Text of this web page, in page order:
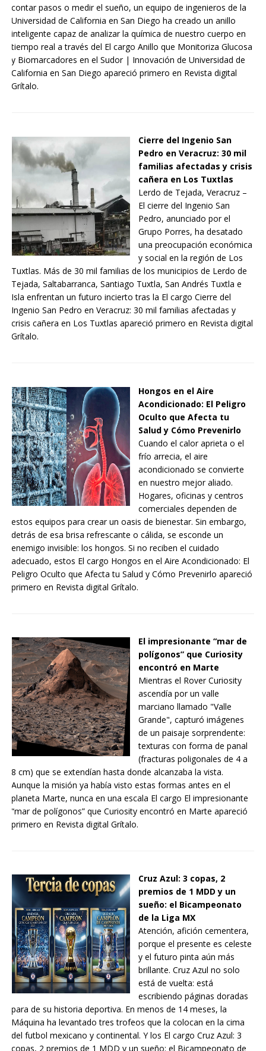
contar pasos o medir el sueño, un equipo de ingenieros de la
Universidad de California en San Diego ha creado un anillo
inteligente capaz de analizar la química de nuestro cuerpo en
tiempo real a través del El cargo Anillo que Monitoriza Glucosa
y Biomarcadores en el Sudor | Innovación de Universidad de
California en San Diego apareció primero en Revista digital
Grítalo.
Cierre del Ingenio San
Pedro en Veracruz: 30 mil
familias afectadas y crisis
cañera en Los Tuxtlas
Lerdo de Tejada, Veracruz –
El cierre del Ingenio San
Pedro, anunciado por el
Grupo Porres, ha desatado
una preocupación económica
y social en la región de Los
Tuxtlas. Más de 30 mil familias de los municipios de Lerdo de
Tejada, Saltabarranca, Santiago Tuxtla, San Andrés Tuxtla e
Isla enfrentan un futuro incierto tras la El cargo Cierre del
Ingenio San Pedro en Veracruz: 30 mil familias afectadas y
crisis cañera en Los Tuxtlas apareció primero en Revista digital
Grítalo.
Hongos en el Aire
Acondicionado: El Peligro
Oculto que Afecta tu
Salud y Cómo Prevenirlo
Cuando el calor aprieta o el
frío arrecia, el aire
acondicionado se convierte
en nuestro mejor aliado.
Hogares, oficinas y centros
comerciales dependen de
estos equipos para crear un oasis de bienestar. Sin embargo,
detrás de esa brisa refrescante o cálida, se esconde un
enemigo invisible: los hongos. Si no reciben el cuidado
adecuado, estos El cargo Hongos en el Aire Acondicionado: El
Peligro Oculto que Afecta tu Salud y Cómo Prevenirlo apareció
primero en Revista digital Grítalo.
El impresionante “mar de
polígonos” que Curiosity
encontró en Marte
Mientras el Rover Curiosity
ascendía por un valle
marciano llamado "Valle
Grande", capturó imágenes
de un paisaje sorprendente:
texturas con forma de panal
(fracturas poligonales de 4 a
8 cm) que se extendían hasta donde alcanzaba la vista.
Aunque la misión ya había visto estas formas antes en el
planeta Marte, nunca en una escala El cargo El impresionante
“mar de polígonos” que Curiosity encontró en Marte apareció
primero en Revista digital Grítalo.
Cruz Azul: 3 copas, 2
premios de 1 MDD y un
sueño: el Bicampeonato
de la Liga MX
Atención, afición cementera,
porque el presente es celeste
y el futuro pinta aún más
brillante. Cruz Azul no solo
está de vuelta: está
escribiendo páginas doradas
para de su historia deportiva. En menos de 14 meses, la
Máquina ha levantado tres trofeos que la colocan en la cima
del futbol mexicano y continental. Y los El cargo Cruz Azul: 3
copas, 2 premios de 1 MDD y un sueño: el Bicampeonato de